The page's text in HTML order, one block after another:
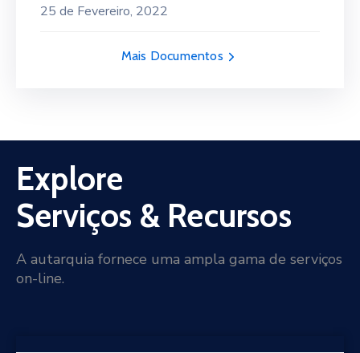
25 de Fevereiro, 2022
Mais Documentos
Explore
Serviços & Recursos
A autarquia fornece uma ampla gama de serviços
on-line.